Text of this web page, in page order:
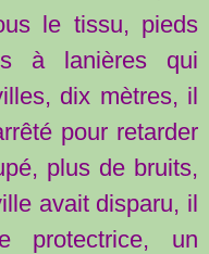
le tissu, pieds
à lanières qui
dix mètres, il
pour retarder
plus de bruits,
avait disparu, il
protectrice, un